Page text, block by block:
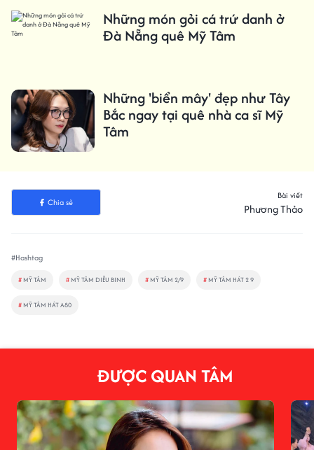
Những món gỏi cá trứ danh ở
Đà Nẵng quê Mỹ Tâm
Những 'biển mây' đẹp như Tây
Bắc ngay tại quê nhà ca sĩ Mỹ
Tâm
Chia sẻ
Bài viết
Phương Thảo
#Hashtag
# MỸ TÂM # MỸ TÂM DIỄU BINH # MỸ TÂM 2/9 # MỸ TÂM HÁT 2 9
# MỸ TÂM HÁT A80
ĐƯỢC QUAN TÂM